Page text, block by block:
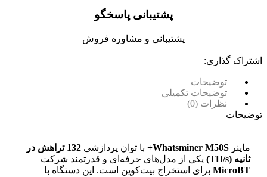
پشتیبانی پاسخگو
پشتیبانی و مشاوره فروش
اشتراک گذاری:
توضیحات
توضیحات تکمیلی
نظرات (0)
توضیحات
ماینر Whatsminer M50S+ با توان پردازشی
132 تراهش در
ثانیه (TH/s)
یکی از مدل‌های حرفه‌ای و قدرتمند شرکت
MicroBT برای استخراج بیت‌کوین است. این دستگاه با